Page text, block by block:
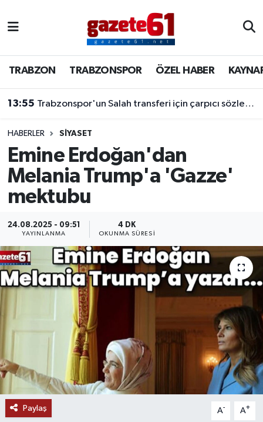
TRABZON TRABZONSPOR ÖZEL HABER
13:55 Trabzonspor'un Salah transferi için çarpıcı sözler! "Bu dünyaya bir mesajdır"
HABERLER SİYASET
Emine Erdoğan'dan
Melania Trump'a 'Gazze'
mektubu
24.08.2025 - 09:51
YAYINLANMA
4 DK
OKUNMA SÜRESI
Paylaş A- A+
TRABZONSPOR
ÖZEL HABER
KAYNAR KAZAN
SİYASET
GÜNDEM
Trabzon Nöbetçi Eczaneler
Trabzon Hava Durumu
Trabzon Namaz Vakitleri
Trabzon Trafik Yoğunluk Haritası
Süper Lig Puan Durumu ve Fikstür
Tüm Manşetler
Son Dakika Haberleri
Haber Arşivi